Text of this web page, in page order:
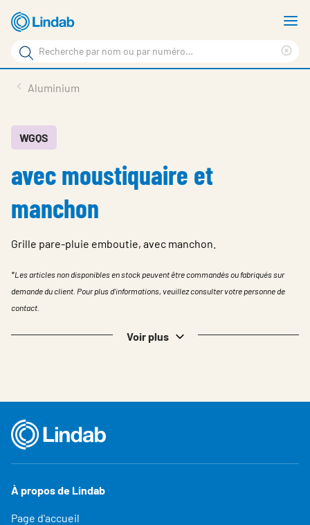
Aller
au
contenu
principal
Rechercher
Rechercher
sur
site
En vedette
Identification
Choisir la langue
Switzerland - French
Aluminium
WGQS
avec moustiquaire et
manchon
Grille pare-pluie emboutie, avec manchon.
*Les articles non disponibles en stock peuvent être commandés ou fabriqués sur
demande du client. Pour plus d'informations, veuillez consulter votre personne de
contact.
Voir plus
À propos de Lindab
Page d'accueil